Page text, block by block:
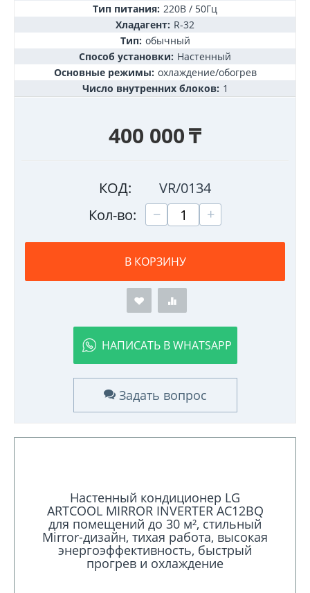
Тип питания: 220В / 50Гц
Хладагент: R-32
Тип: обычный
Способ установки: Настенный
Основные режимы: охлаждение/обогрев
Число внутренних блоков: 1
400 000₸
КОД:
VR/0134
Кол-во:
+
−
В КОРЗИНУ
НАПИСАТЬ В WHATSAPP
Задать вопрос
Настенный кондиционер LG
ARTCOOL MIRROR INVERTER AC12BQ
для помещений до 30 м², стильный
Mirror-дизайн, тихая работа, высокая
энергоэффективность, быстрый
прогрев и охлаждение